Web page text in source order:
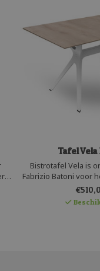
Tafel Vela
Bistrotafel Vela is
Fabrizio Batoni voor
Resol. Deze strakke
een kunststof
twee identieke